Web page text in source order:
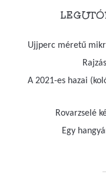
Ujjperc méretű
A 2021-es hazai
Rovarzselé
Egy